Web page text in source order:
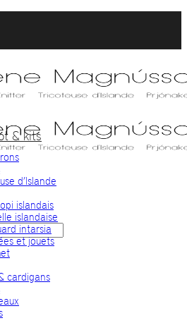
& kits
d’Islande
islandais
islandaise
intarsia
et jouets
cardigans